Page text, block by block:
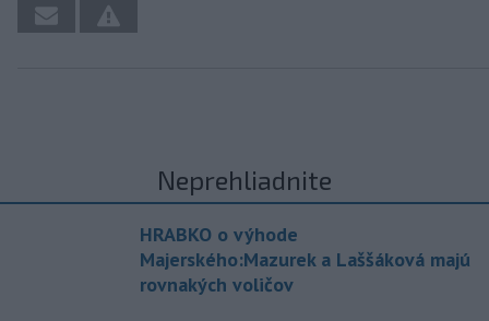
Neprehliadnite
HRABKO o výhode
Majerského:Mazurek a Laššáková majú
rovnakých voličov